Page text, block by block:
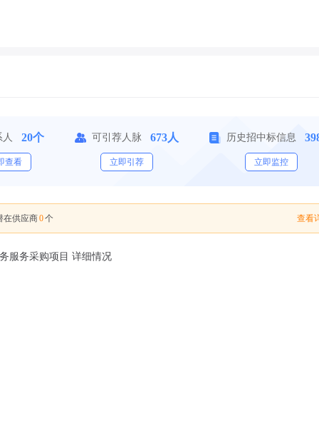
20个
查看
可引荐人脉 673人
立即引荐
历史招中标信息
立即监控
在供应商0个 查看
服务采购项目 详细情况